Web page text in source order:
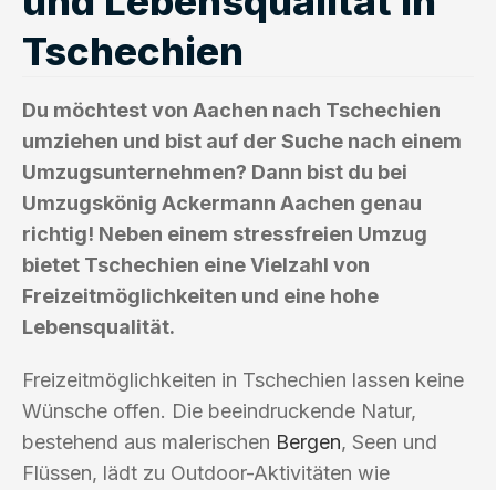
Tschechien
Du möchtest von Aachen nach Tschechien
umziehen und bist auf der Suche nach einem
Umzugsunternehmen? Dann bist du bei
Umzugskönig Ackermann Aachen genau
richtig! Neben einem stressfreien Umzug
bietet Tschechien eine Vielzahl von
Freizeitmöglichkeiten und eine hohe
Lebensqualität.
Freizeitmöglichkeiten in Tschechien lassen keine
Wünsche offen. Die beeindruckende Natur,
bestehend aus malerischen Bergen, Seen und
Flüssen, lädt zu Outdoor-Aktivitäten wie